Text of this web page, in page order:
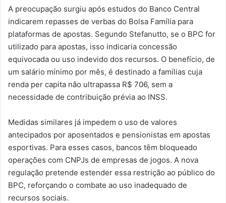
A preocupação surgiu após estudos do Banco Central
indicarem repasses de verbas do Bolsa Família para
plataformas de apostas. Segundo Stefanutto, se o BPC for
utilizado para apostas, isso indicaria concessão
equivocada ou uso indevido dos recursos. O benefício, de
um salário mínimo por mês, é destinado a famílias cuja
renda per capita não ultrapassa R$ 706, sem a
necessidade de contribuição prévia ao INSS.
Medidas similares já impedem o uso de valores
antecipados por aposentados e pensionistas em apostas
esportivas. Para esses casos, bancos têm bloqueado
operações com CNPJs de empresas de jogos. A nova
regulação pretende estender essa restrição ao público do
BPC, reforçando o combate ao uso inadequado de
recursos sociais.